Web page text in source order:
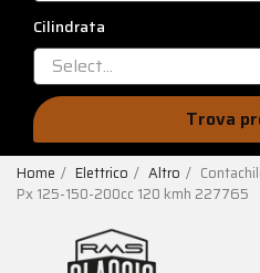
Cilindrata
Select...
Trova
Home Elettrico Altro
Px 125-150-200cc 120 kmh 227765